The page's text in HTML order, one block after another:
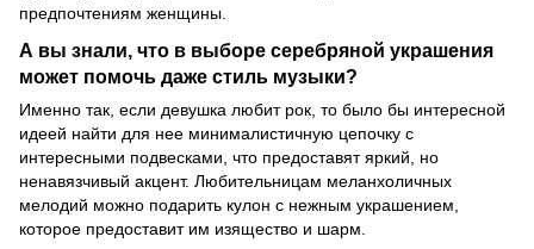
предпочтениям женщины.
А вы знали, что в выборе серебряной украшения
может помочь даже стиль музыки?
Именно так, если девушка любит рок, то было бы интересной
идеей найти для нее минималистичную цепочку с
интересными подвесками, что предоставят яркий, но
ненавязчивый акцент. Любительницам меланхоличных
мелодий можно подарить кулон с нежным украшением,
которое предоставит им изящество и шарм.